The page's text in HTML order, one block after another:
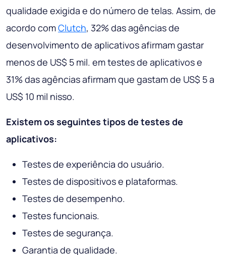
qualidade exigida e do número de telas. Assim, de
acordo comClutch, 32% das agências de
desenvolvimento de aplicativos afirmam gastar
menos de US$ 5 mil. em testes de aplicativos e
31% das agências afirmam que gastam de US$ 5 a
US$ 10 mil nisso.
Existem os seguintes tipos de testes de
aplicativos:
Testes de experiência do usuário.
Testes de dispositivos e plataformas.
Testes de desempenho.
Testes funcionais.
Testes de segurança.
Garantia de qualidade.